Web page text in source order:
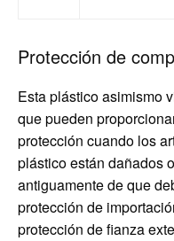
Protección de
Esta plástico asimismo
que pueden
protección cuando los
plástico están dañados
antiguamente de que
protección de
protección de fianza